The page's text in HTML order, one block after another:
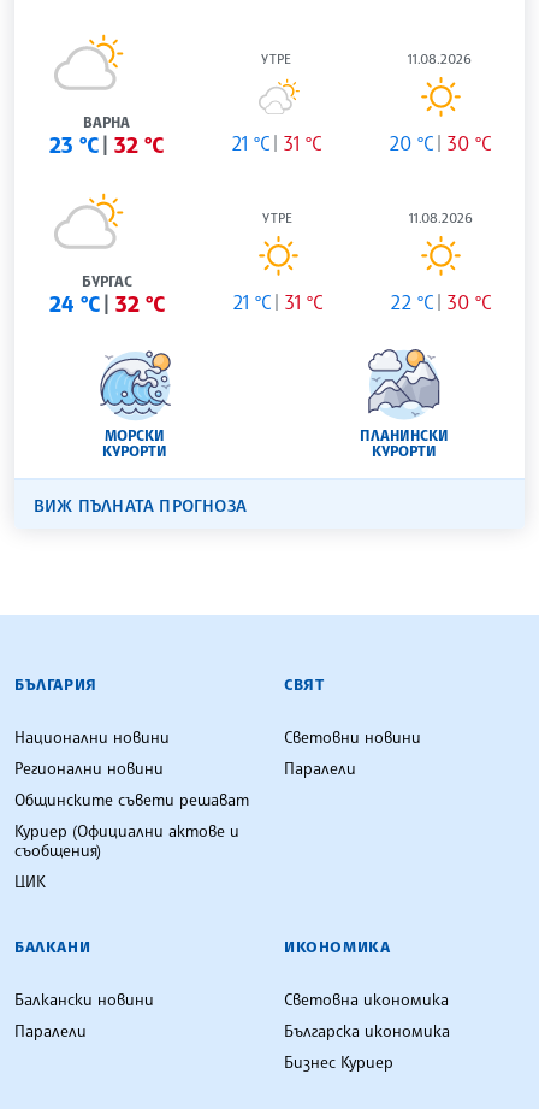
ВАРНА
23 °C 32 °C
УТРЕ
21 °C 31 °C
11.08.2026
20 °C 30 °C
БУРГАС
24 °C 32 °C
УТРЕ
21 °C 31 °C
11.08.2026
22 °C 30 °C
МОРСКИ
КУРОРТИ
ПЛАНИНСКИ
КУРОРТИ
ВИЖ ПЪЛНАТА ПРОГНОЗА
БЪЛГАРСКА ТЕЛЕГРАФНА АГЕНЦИЯ
БЪЛГАРИЯ
Национални новини
Регионални новини
Общинските съвети решават
Куриер (Официални актове и
съобщения)
ЦИК
СВЯТ
Световни новини
Паралели
БАЛКАНИ
Балкански новини
Паралели
ИКОНОМИКА
Световна икономика
Българска икономика
Бизнес Куриер